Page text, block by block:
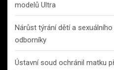
modelů Ultra
Nárůst týrání dětí a
odborníky
Ústavní soud ochránil matku